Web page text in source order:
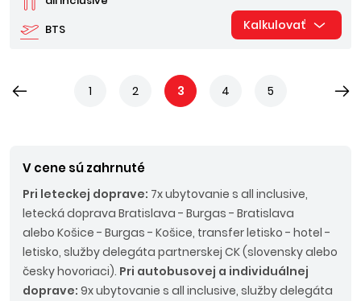
BTS Kalkulovať
1 2 3 4 5
V cene sú zahrnuté
Pri leteckej doprave: 7x ubytovanie s all inclusive,
letecká doprava Bratislava - Burgas - Bratislava
alebo Košice - Burgas - Košice, transfer letisko - hotel -
letisko, služby delegáta partnerskej CK (slovensky alebo
česky hovoriaci). Pri autobusovej a individuálnej
doprave: 9x ubytovanie s all inclusive, služby delegáta